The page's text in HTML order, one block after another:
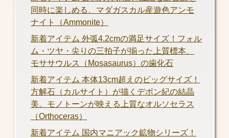
同時に楽しめる、マダガスカル産遊色アンモ
ナイト（Ammonite）
新着アイテム 外弧4.2cmの満足サイズ！フォル
ム・ツヤ・尖りの三拍子が揃った上質標本、
モササウルス（Mosasaurus）の歯化石
新着アイテム 本体13cm超えのビッグサイズ！
方解石（カルサイト）が描くデボン紀の結晶
美。モノトーンが映える上質なオルソセラス
（Orthoceras）
新着アイテム 国内マニアック鉱物シリーズ！